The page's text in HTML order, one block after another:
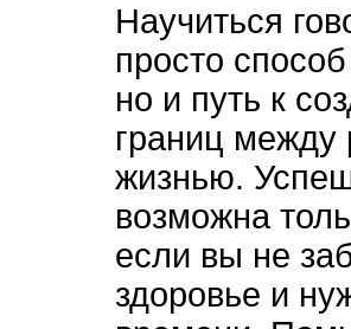
Научиться
просто
но и путь к
границ между
жизнью.
возможна
если вы не
здоровье и